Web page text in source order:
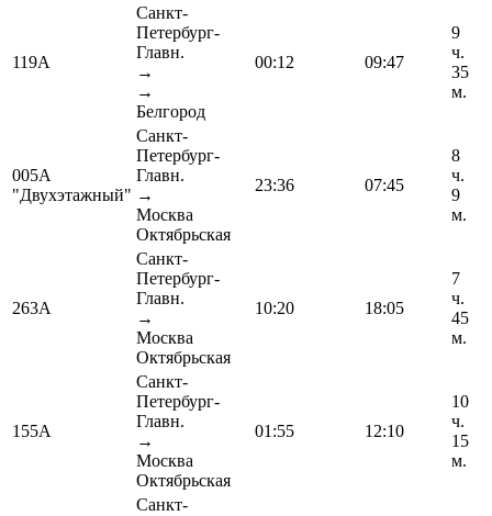
119А
Санкт-
Петербург-
Главн.
→
→
Белгород
00:12 09:47
9
ч.
35
м.
005А
"Двухэтажный"
Санкт-
Петербург-
Главн.
→
Москва
Октябрьская
23:36 07:45
8
ч.
9
м.
263А
Санкт-
Петербург-
Главн.
→
Москва
Октябрьская
10:20 18:05
7
ч.
45
м.
155А
Санкт-
Петербург-
Главн.
→
Москва
Октябрьская
01:55 12:10
10
ч.
15
м.
Санкт-